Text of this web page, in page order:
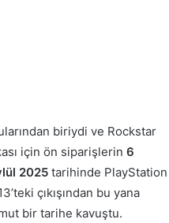
biriydi ve Rockstar
için ön siparişlerin 6
2025 tarihinde PlayStation
çıkışından bu yana
bir tarihe kavuştu.